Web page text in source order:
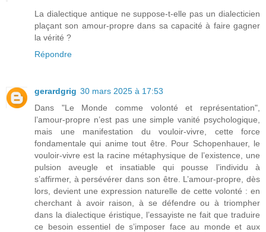
La dialectique antique ne suppose-t-elle pas un dialecticien
plaçant son amour-propre dans sa capacité à faire gagner
la vérité ?
Répondre
gerardgrig 30 mars 2025 à 17:53
Dans "Le Monde comme volonté et représentation",
l’amour-propre n’est pas une simple vanité psychologique,
mais une manifestation du vouloir-vivre, cette force
fondamentale qui anime tout être. Pour Schopenhauer, le
vouloir-vivre est la racine métaphysique de l’existence, une
pulsion aveugle et insatiable qui pousse l’individu à
s’affirmer, à persévérer dans son être. L’amour-propre, dès
lors, devient une expression naturelle de cette volonté : en
cherchant à avoir raison, à se défendre ou à triompher
dans la dialectique éristique, l’essayiste ne fait que traduire
ce besoin essentiel de s’imposer face au monde et aux